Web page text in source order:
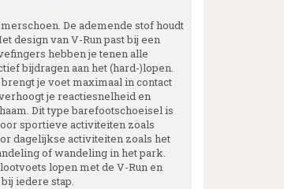
De ademende stof houdt
design van V-Run past bij een
hebben je tenen alle
bijdragen aan het (hard-)lopen.
je voet maximaal in contact
je reactiesnelheid en
Dit type barefootschoeisel is
sportieve activiteiten zoals
dagelijkse activiteiten zoals het
of wandeling in het park.
lopen met de V-Run en
iedere stap.